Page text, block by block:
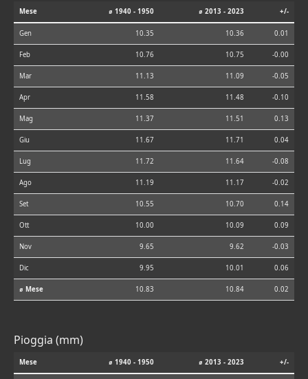
Mese ⌀ 1940 - 1950 ⌀ 2013 - 2023 +/-
Gen 10.35 10.36 0.01
Feb 10.76 10.75 -0.00
Mar 11.13 11.09 -0.05
Apr 11.58 11.48 -0.10
Mag 11.37 11.51 0.13
Giu 11.67 11.71 0.04
Lug 11.72 11.64 -0.08
Ago 11.19 11.17 -0.02
Set 10.55 10.70 0.14
Ott 10.00 10.09 0.09
Nov 9.65 9.62 -0.03
Dic 9.95 10.01 0.06
⌀ Mese 10.83 10.84 0.02
Pioggia (mm)
Mese ⌀ 1940 - 1950 ⌀ 2013 - 2023 +/-